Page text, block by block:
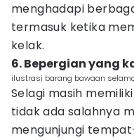
menghadapi
termasuk ketika
kelak.
6. Bepergian yang
ilustrasi barang bawaan
Selagi masih
tidak ada salahnya
mengunjungi